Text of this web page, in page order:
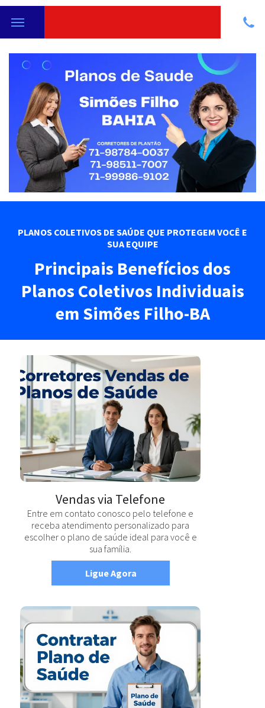
PLANOS COLETIVOS DE SAÚDE QUE PROTEGEM VOCÊ E
SUA EQUIPE
Principais Benefícios dos
Planos Coletivos Individuais
em Simões Filho-BA
Vendas via Telefone
Entre em contato conosco pelo telefone e
receba atendimento personalizado para
escolher o plano de saúde ideal para você e
sua família.
Ligue Agora